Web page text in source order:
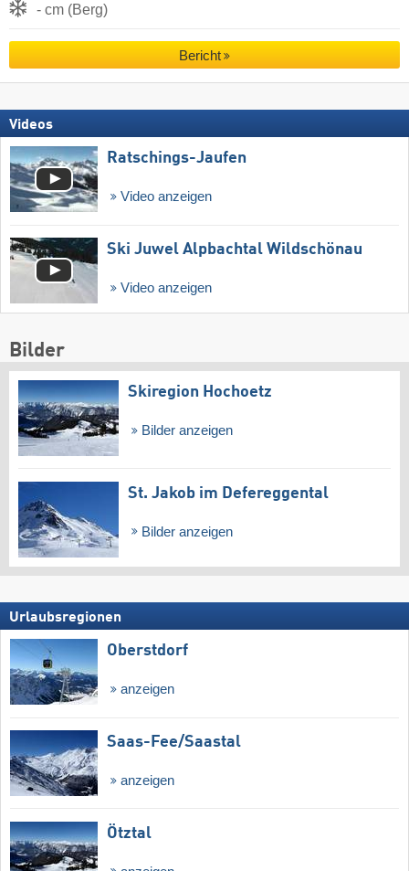
- cm (Berg)
Bericht
Videos
Ratschings-Jaufen
Video anzeigen
Ski Juwel Alpbachtal Wildschönau
Video anzeigen
Bilder
Skiregion Hochoetz
Bilder anzeigen
St. Jakob im Defereggental
Bilder anzeigen
Urlaubsregionen
Oberstdorf
anzeigen
Saas-Fee/​Saastal
anzeigen
Ötztal